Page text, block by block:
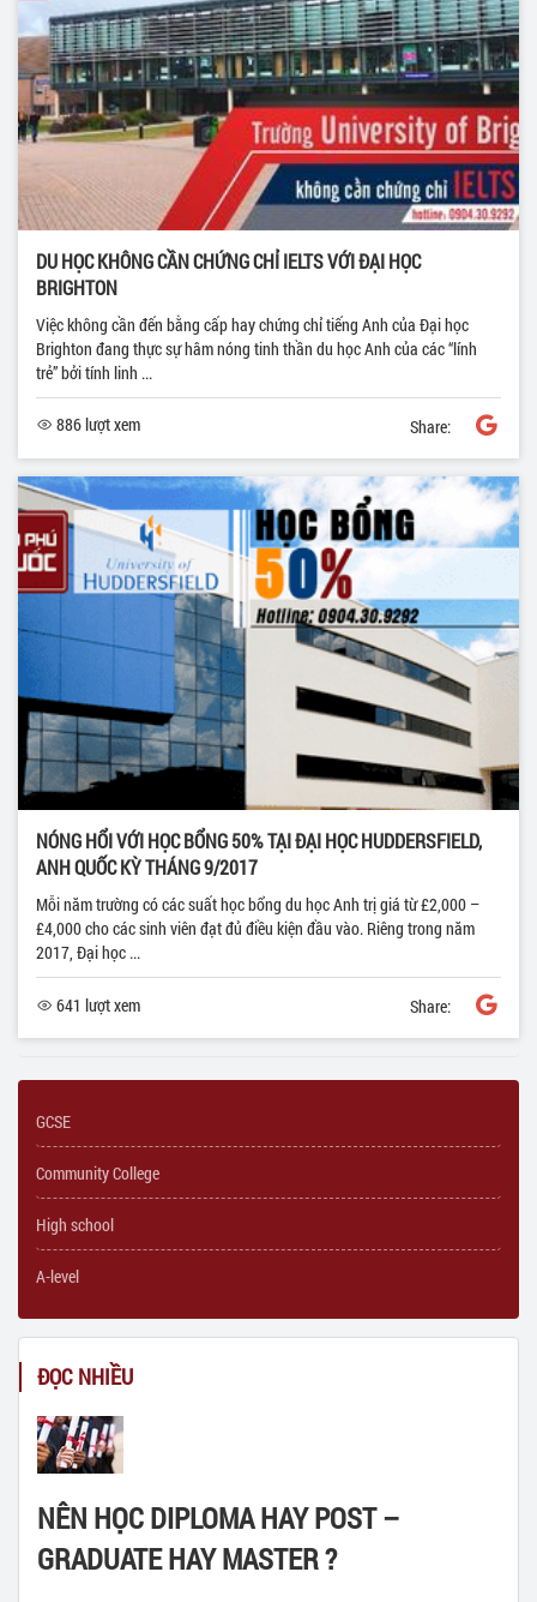
DU HỌC KHÔNG CẦN CHỨNG CHỈ IELTS VỚI ĐẠI HỌC
BRIGHTON
Việc không cần đến bằng cấp hay chứng chỉ tiếng Anh của Đại học
Brighton đang thực sự hâm nóng tinh thần du học Anh của các “lính
trẻ” bởi tính linh ...
886 lượt xem Share:
NÓNG HỔI VỚI HỌC BỔNG 50% TẠI ĐẠI HỌC HUDDERSFIELD,
ANH QUỐC KỲ THÁNG 9/2017
Mỗi năm trường có các suất học bổng du học Anh trị giá từ £2,000 –
£4,000 cho các sinh viên đạt đủ điều kiện đầu vào. Riêng trong năm
2017, Đại học ...
641 lượt xem Share:
GCSE
Community College
High school
A-level
ĐỌC NHIỀU
NÊN HỌC DIPLOMA HAY POST –
GRADUATE HAY MASTER ?